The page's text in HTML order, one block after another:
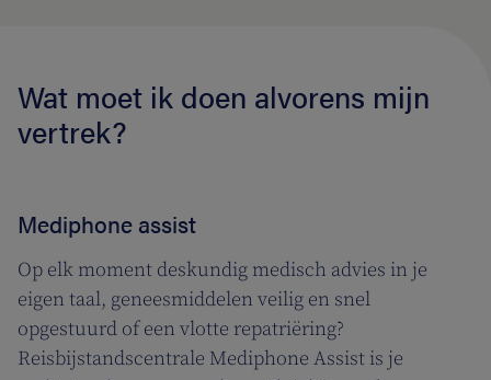
Wat moet ik doen alvorens mijn
vertrek?
Mediphone assist
Op elk moment deskundig medisch advies in je
eigen taal, geneesmiddelen veilig en snel
opgestuurd of een vlotte repatriëring?
Reisbijstandscentrale Mediphone Assist is je